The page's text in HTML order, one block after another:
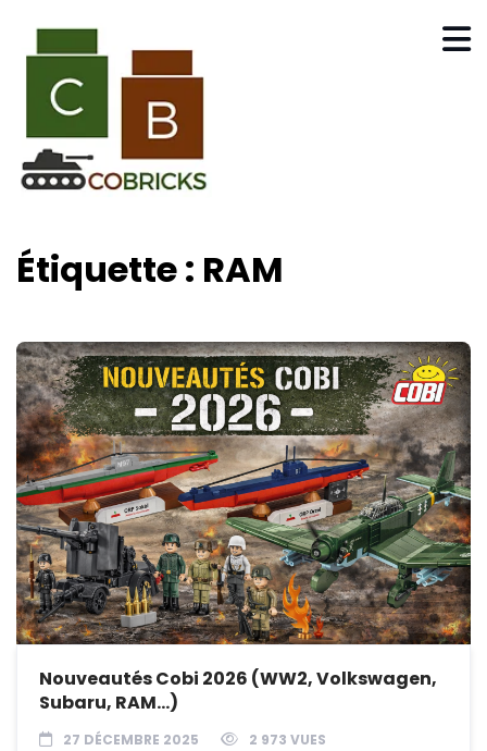
Étiquette : RAM
Nouveautés Cobi 2026 (WW2, Volkswagen,
Subaru, RAM…)
27 DÉCEMBRE 2025 2 973 VUES